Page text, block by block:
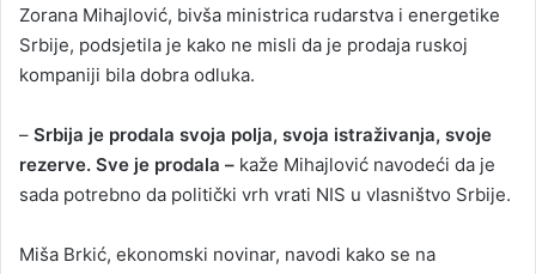
Zorana Mihajlović, bivša ministrica rudarstva i energetike
Srbije, podsjetila je kako ne misli da je prodaja ruskoj
kompaniji bila dobra odluka.
– Srbija je prodala svoja polja, svoja istraživanja, svoje
rezerve. Sve je prodala – kaže Mihajlović navodeći da je
sada potrebno da politički vrh vrati NIS u vlasništvo Srbije.
Miša Brkić, ekonomski novinar, navodi kako se na